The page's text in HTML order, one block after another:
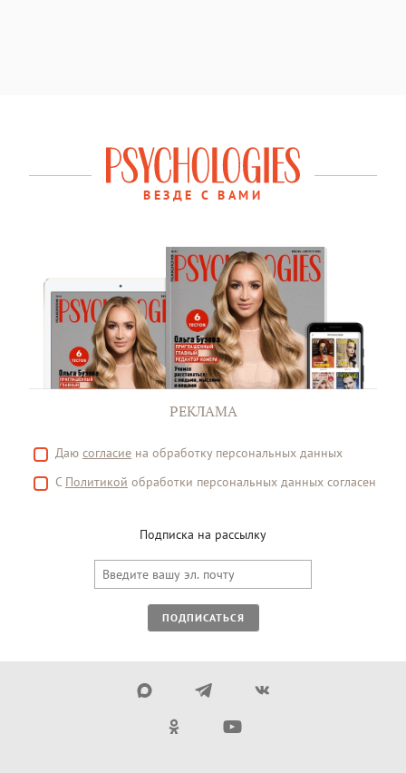
ВЕЗДЕ С ВАМИ
РЕКЛАМА
Даю согласие на обработку персональных данных
С Политикой обработки персональных данных согласен
Подписка на рассылку
ПОДПИСАТЬСЯ